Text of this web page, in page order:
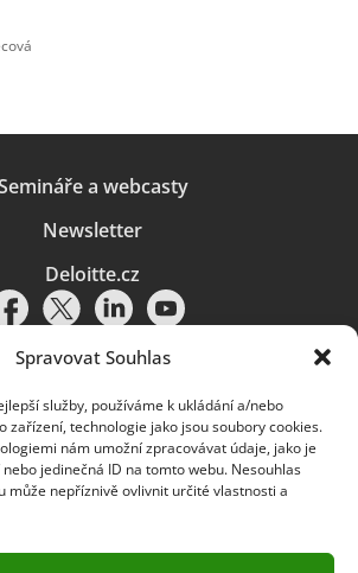
Spravovat Souhlas
služby, používáme k ukládání a/nebo
zařízení, technologie jako jsou soubory cookies.
nám umožní zpracovávat údaje, jako je
jedinečná ID na tomto webu. Nesouhlas
může nepříznivě ovlivnit určité vlastnosti a
a webcasty
Newsletter
Deloitte.cz
osobních údajů|Soubory cookies |
vPravidlech používání.
více společností globální sítě členských
„organizace Deloitte“). Společnost DTTL